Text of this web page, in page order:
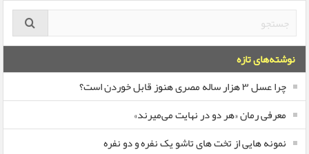
نوشته‌های تازه
چرا عسل ۳ هزار ساله‌ مصری هنوز قابل خوردن است؟
معرفی رمان «هر دو در نهایت می‌میرند»
نمونه هایی از تخت های تاشو یک نفره و دو نفره